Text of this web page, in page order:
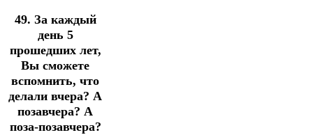
49. За каждый
день 5
прошедших лет,
Вы сможете
вспомнить, что
делали вчера? А
позавчера? А
поза-позавчера?